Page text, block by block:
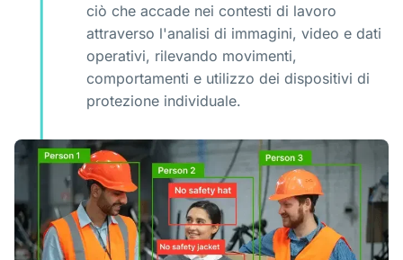
ciò che accade nei contesti di lavoro
attraverso l'analisi di immagini, video e dati
operativi, rilevando movimenti,
comportamenti e utilizzo dei dispositivi di
protezione individuale.